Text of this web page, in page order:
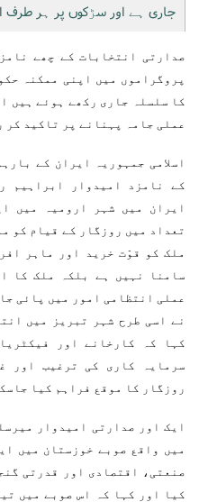
جاری ہے اور سڑکوں پر ہر طرف
صدارتی انتخابات کے چھے
پروگراموں میں اپنی ممکنہ
کا سلسلہ جاری رکھے ہوئے ہیں
عملی جامہ پہنانے پر تاکید کر
اسلامی جمہوریہ ایران کے
کے نامزد امیدوار ابراہیم
ایران میں شہر ارومیہ میں
تعداد میں روزگار کے قیام کو
ملک کو قوّت خرید اور ماہر
سامنا نہیں ہے بلکہ ملک کا
عملی انتظامی امور میں پائی
نے اسی طرح شہر تبریز میں
کہا کہ کارخانے اور
سرمایہ کاری کی ترغیب اور
روزگار کا موقع فراہم کیا
ایک اور صدارتی امیدوار
میں واقع صوبے خوزستان میں
صنعتی، اقتصادی اور قدرتی
کیا اور کہا کہ اس صوبے میں